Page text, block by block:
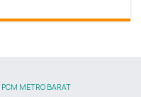
PCM METRO BARAT